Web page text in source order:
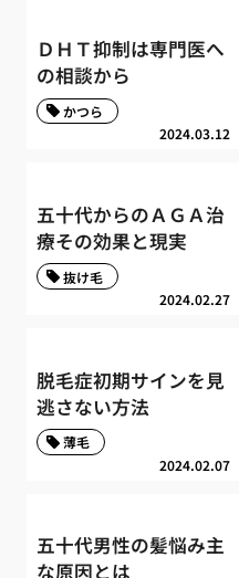
ＤＨＴ抑制は専門医へ
の相談から
2024.03.12
かつら
五十代からのＡＧＡ治
療その効果と現実
2024.02.27
抜け毛
脱毛症初期サインを見
逃さない方法
2024.02.07
薄毛
五十代男性の髪悩み主
な原因とは